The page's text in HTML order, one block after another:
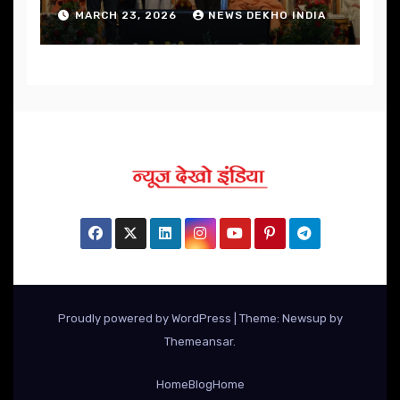
निखार
MARCH 23, 2026 NEWS DEKHO INDIA
Proudly powered by WordPress
Theme: Newsup by
Themeansar.
HomeBlogHome